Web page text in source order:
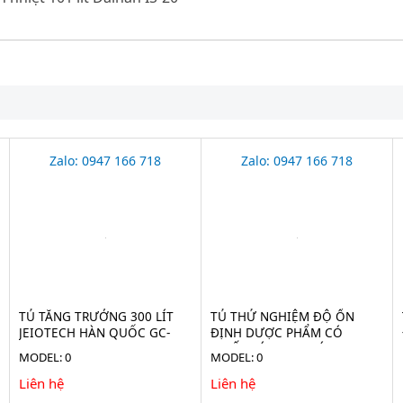
Zalo: 0947 166 718
TỦ TĂNG TRƯỞNG 300 LÍT
JEIOTECH HÀN QUỐC GC-
MODEL: 0
Liên hệ
Zalo: 0947 166 718
TỦ THỬ NGHIỆM ĐỘ ỔN
ĐỊNH DƯỢC PHẨM CÓ
CHIẾU SÁNG 760 LÍT
JEIOTECH HÀN QUỐC TH-
ICH-800
MODEL: 0
Liên hệ